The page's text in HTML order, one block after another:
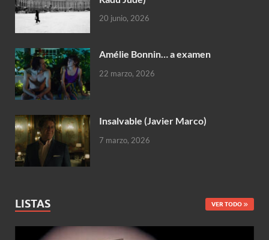
20 junio, 2026
Amélie Bonnin… a examen
22 marzo, 2026
Insalvable (Javier Marco)
7 marzo, 2026
LISTAS VER TODO